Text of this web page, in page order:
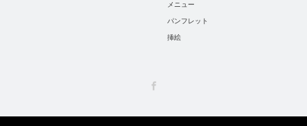
メニュー
パンフレット
挿絵